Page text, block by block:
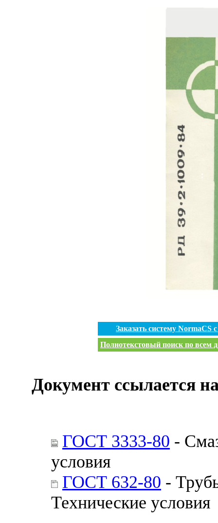
Заказать систему
Полнотекстовый поиск по всем
Документ ссылается
ГОСТ 3333-80 -
условия
ГОСТ 632-80 -
Технические условия